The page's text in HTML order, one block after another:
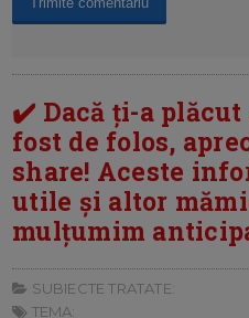
✔️ Dacă ți-a
fost de folos,
share! Aceste
utile și altor
mulțumim
SUBIECTE TRATATE:
TEMA: